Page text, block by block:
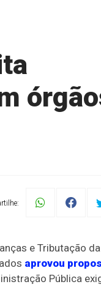
e Tributação da
aprovou
Pública